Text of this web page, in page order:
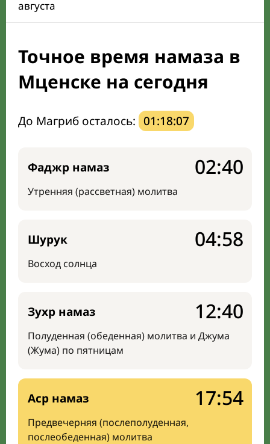
Календарь рамадана
Направление киблы
августа
Точное время намаза в
Мценске на сегодня
До Магриб осталось: 01:18:06
Фаджр намаз
Утренняя (рассветная) молитва
02:40
Шурук
Восход солнца
04:58
Зухр намаз
Полуденная (обеденная) молитва и Джума
(Жума) по пятницам
12:40
Аср намаз
Предвечерняя (послеполуденная,
послеобеденная) молитва
17:54